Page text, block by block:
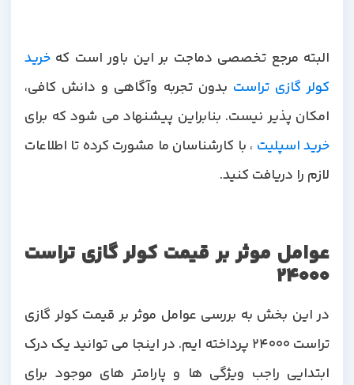
البته مرجع تخصصی دماجت بر این باور است که خرید
کولر گازی تراستبدون تجربه وآگاهی و دانش کافی،
امکان پذیر نیست. بنابراین پیشنهاد می شود که برای
خرید اسپلیت، با کارشناسان ما مشورت کرده تا اطلاعات
لازم را دریافت کنید.
عوامل موثر بر قیمت کولر گازی تراست
24000
در این بخش به بررسی عوامل موثر بر قیمت کولر گازی
تراست 24000 پرداخته ایم. در اینجا می توانید یک درک
ابتدایی راجب ویژگی ها و پارامتر های موجود برای